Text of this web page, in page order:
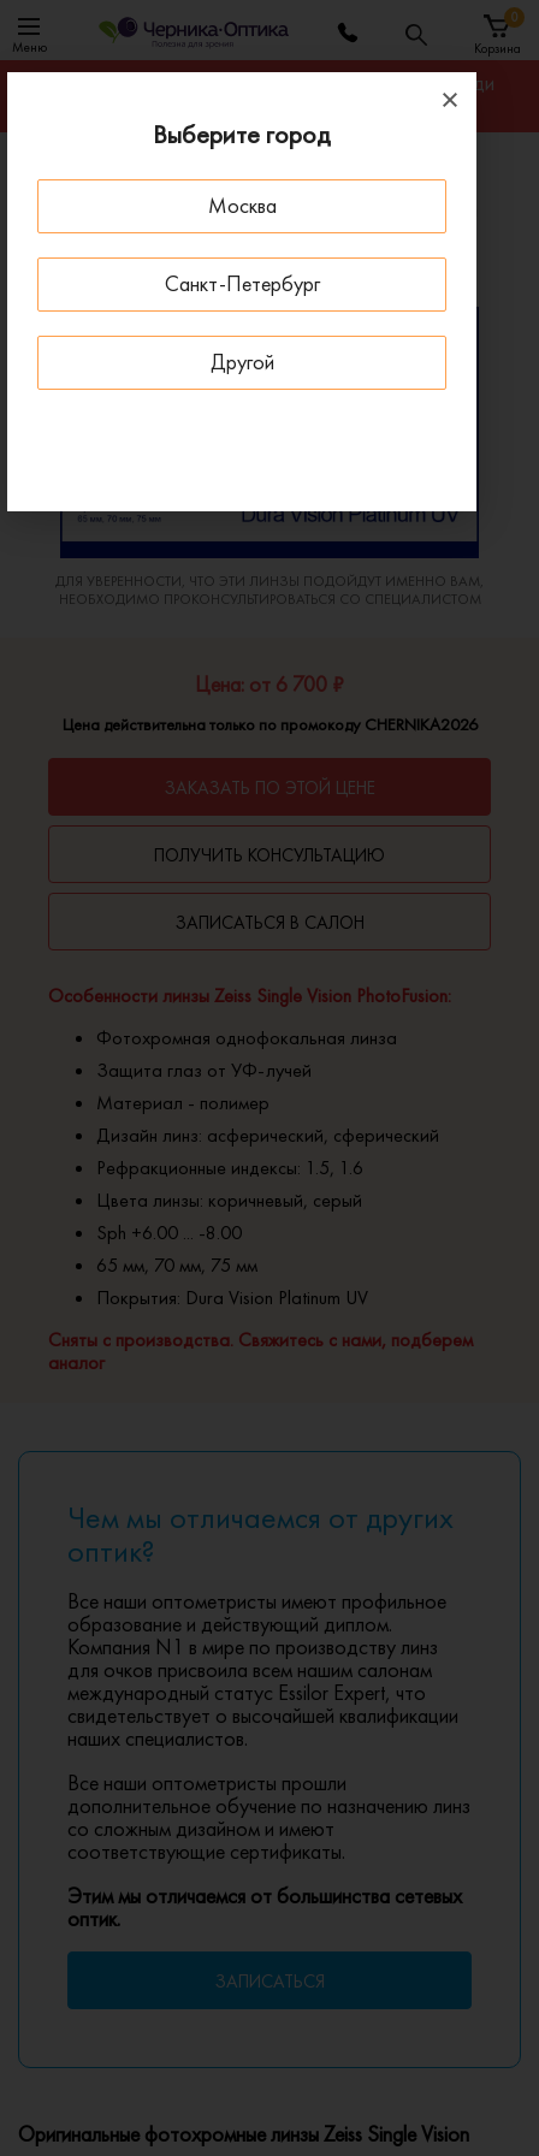
Выберите город
Москва
Санкт-Петербург
Другой
Меню Корзина
0
Гарантируем лучшую цену на линзы для очков среди
Главная
Линзы для очков
Фотохромные линзы Zeiss Single Vision PhotoFusion
Фотохромные линзы Zeiss Single Vision PhotoFusion
ДЛЯ УВЕРЕННОСТИ, ЧТО ЭТИ ЛИНЗЫ ПОДОЙДУТ ИМЕННО ВАМ,
НЕОБХОДИМО ПРОКОНСУЛЬТИРОВАТЬСЯ СО СПЕЦИАЛИСТОМ
Особенности линзы Zeiss Single Vision PhotoFusion:
Фотохромная однофокальная линза
Защита глаз от УФ-лучей
Материал - полимер
Дизайн линз: асферический, сферический
Рефракционные индексы: 1.5, 1.6
Цвета линзы: коричневый, серый
Sph +6.00 ... -8.00
65 мм, 70 мм, 75 мм
Покрытия: Dura Vision Platinum UV
Сняты с производства. Свяжитесь с нами, подберем
аналог
Цена: от 6 700 ₽
Цена действительна только по промокоду CHERNIKA2026
ЗАКАЗАТЬ ПО ЭТОЙ ЦЕНЕ
ПОЛУЧИТЬ КОНСУЛЬТАЦИЮ
ЗАПИСАТЬСЯ В САЛОН
Чем мы отличаемся от других
оптик?
Все наши оптометристы имеют профильное
образование и действующий диплом.
Компания N1 в мире по производству линз
для очков присвоила всем нашим салонам
международный статус Essilor Expert, что
свидетельствует о высочайшей квалификации
наших специалистов.
Все наши оптометристы прошли
дополнительное обучение по назначению линз
со сложным дизайном и имеют
соответствующие сертификаты.
Этим мы отличаемся от большинства сетевых
оптик.
ЗАПИСАТЬСЯ
Оригинальные фотохромные линзы Zeiss Single Vision